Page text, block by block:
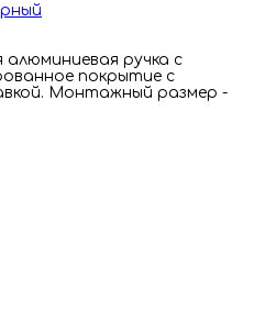
алюминиевая ручка с
покрытие с
Монтажный размер -